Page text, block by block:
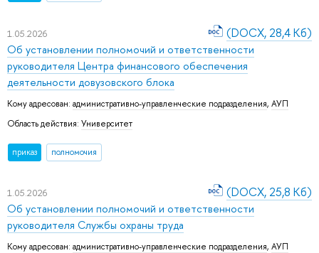
1.05.2026
Об установлении полномочий и ответственности
руководителя Центра финансового обеспечения
деятельности довузовского блока
Кому адресован: административно-управленческие подразделения, АУП
Область действия: Университет
приказ полномочия
(DOCX, 28,4 Кб)
1.05.2026
Об установлении полномочий и ответственности
руководителя Службы охраны труда
Кому адресован: административно-управленческие подразделения, АУП
(DOCX, 25,8 Кб)